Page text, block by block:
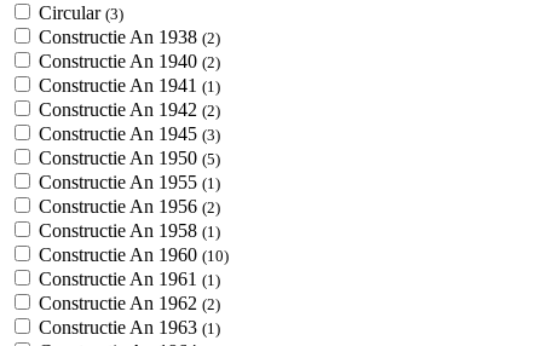
Circular (3)
Constructie An 1938 (2)
Constructie An 1940 (2)
Constructie An 1941 (1)
Constructie An 1942 (2)
Constructie An 1945 (3)
Constructie An 1950 (5)
Constructie An 1955 (1)
Constructie An 1956 (2)
Constructie An 1958 (1)
Constructie An 1960 (10)
Constructie An 1961 (1)
Constructie An 1962 (2)
Constructie An 1963 (1)